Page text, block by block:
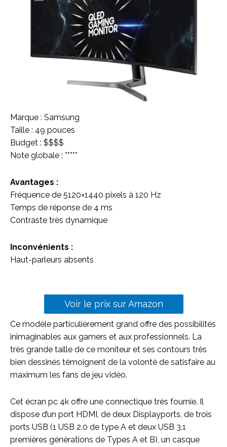
Marque : Samsung
Taille : 49 pouces
Budget : $$$$
Note globale : *****
Avantages :
Fréquence de 5120×1440 pixels à 120 Hz
Temps de réponse de 4 ms
Contraste très dynamique
Inconvénients :
Haut-parleurs absents
Voir le prix sur Amazon
Ce modèle particulièrement grand offre des possibilités
inimaginables aux gamers et aux professionnels. La
très grande taille de ce moniteur et ses contours très
bien dessinés témoignent de la volonté de satisfaire au
maximum les fans de jeu vidéo.
Cet écran pc 4k offre une connectique très fournie. Il
dispose d’un port HDMI, de deux Displayports, de trois
ports USB (1 USB 2.0 de type A et deux USB 3,1
premières générations de Types A et B), un casque